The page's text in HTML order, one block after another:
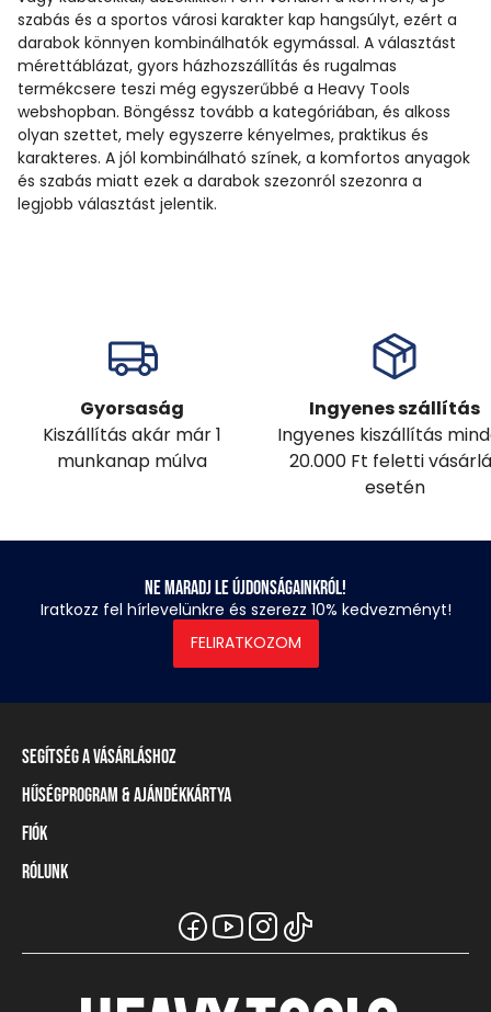
szabás és a sportos városi karakter kap hangsúlyt, ezért a
darabok könnyen kombinálhatók egymással. A választást
mérettáblázat, gyors házhozszállítás és rugalmas
termékcsere teszi még egyszerűbbé a Heavy Tools
webshopban. Böngéssz tovább a kategóriában, és alkoss
olyan szettet, mely egyszerre kényelmes, praktikus és
karakteres. A jól kombinálható színek, a komfortos anyagok
és szabás miatt ezek a darabok szezonról szezonra a
legjobb választást jelentik.
Gyorsaság
Kiszállítás akár már 1
munkanap múlva
Ingyenes szállítás
Ingyenes kiszállítás
20.000 Ft feletti
esetén
Ne maradj le újdonságainkról!
Iratkozz fel hírlevelünkre és szerezz 10% kedvezményt!
FELIRATKOZOM
Segítség a vásárláshoz
Szállítási információ
Fizetési módok
Mérettáblázat
Üzleteink és viszonteladók
Gyakori kérdések (GYIK)
Hűségprogram & Ajándékkártya
Törzsvásárlói program
Ajándékkártya
Fiók
Belépés / Regisztráció
Rólunk
A Heavy Tools márka
Viszonteladói információ
Széchenyi Terv Plusz